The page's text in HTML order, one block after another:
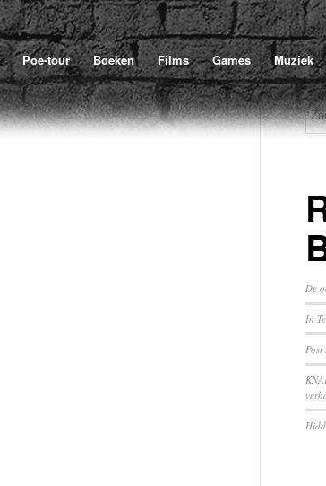
Poe-tour Boeken Films Games Muziek
De
In
Post